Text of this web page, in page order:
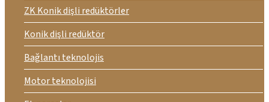
ZK Konik dişli redüktörler
Konik dişli redüktör
Bağlantı teknolojis
Motor teknolojisi